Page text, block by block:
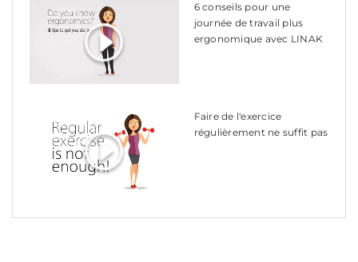
6 conseils pour une
journée de travail plus
ergonomique avec LINAK
Faire de l'exercice
régulièrement ne suffit pas